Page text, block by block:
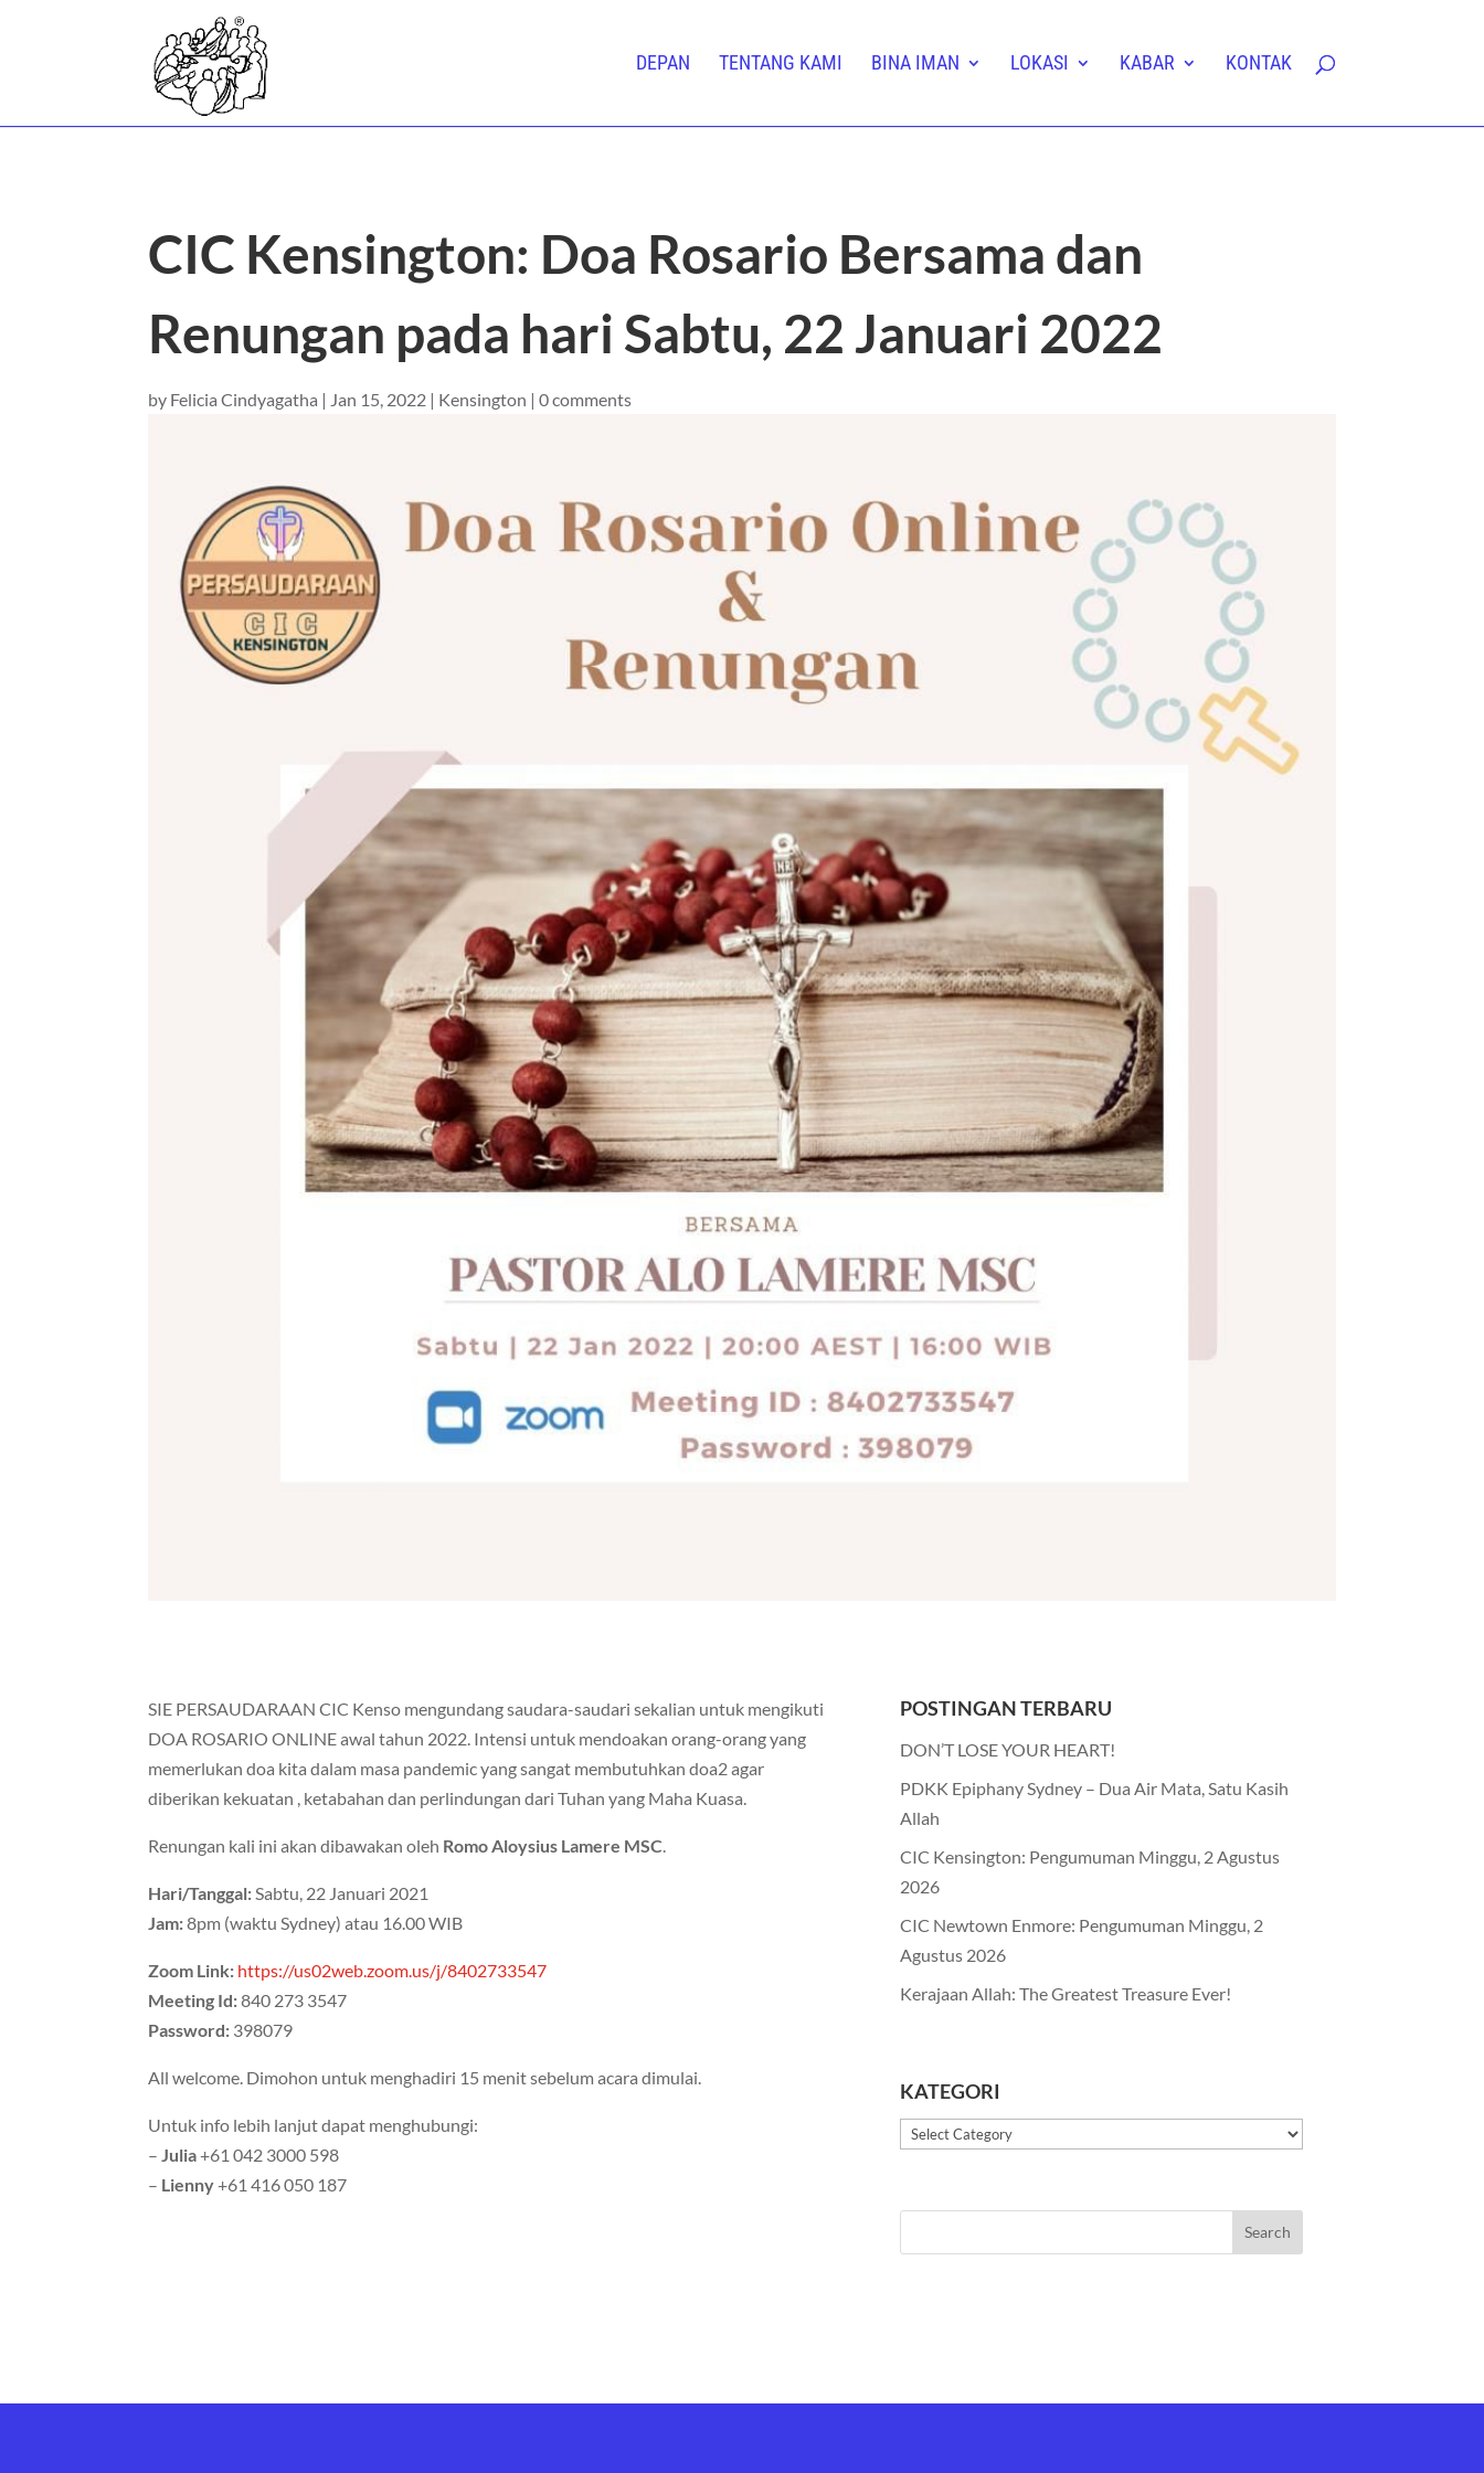
DEPAN TENTANG KAMI BINA IMAN LOKASI KABAR KONTAK
CIC Kensington: Doa Rosario Bersama dan
Renungan pada hari Sabtu, 22 Januari 2022
by Felicia Cindyagatha | Jan 15, 2022 | Kensington |0 comments
SIE PERSAUDARAAN CIC Kenso mengundang saudara-saudari sekalian untuk mengikuti
DOA ROSARIO ONLINE awal tahun 2022. Intensi untuk mendoakan orang-orang yang
memerlukan doa kita dalam masa pandemic yang sangat membutuhkan doa2 agar
diberikan kekuatan , ketabahan dan perlindungan dari Tuhan yang Maha Kuasa.
Renungan kali ini akan dibawakan oleh Romo Aloysius Lamere MSC
Hari/Tanggal: Sabtu, 22 Januari 2021
Jam:8pm (waktu Sydney) atau 16.00 WIB
Zoom Link: https://us02web.zoom.us/j/8402733547
Meeting Id:840 273 3547
Password: 398079
All welcome. Dimohon untuk menghadiri 15 menit sebelum acara dimulai.
Untuk info lebih lanjut dapat menghubungi:
– Julia+61 042 3000 598
– Lienny+61 416 050 187
POSTINGAN TERBARU
DON’T LOSE YOUR HEART!
PDKK Epiphany Sydney – Dua Air Mata, Satu Kasih
Allah
CIC Kensington: Pengumuman Minggu, 2 Agustus
2026
CIC Newtown Enmore: Pengumuman Minggu, 2
Agustus 2026
Kerajaan Allah: The Greatest Treasure Ever!
KATEGORI
Kategori